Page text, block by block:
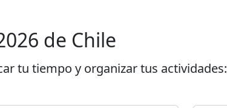
de Chile
tu tiempo y organizar tus actividades: